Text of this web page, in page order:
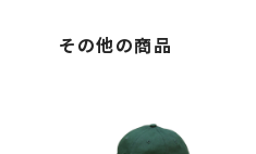
その他の商品